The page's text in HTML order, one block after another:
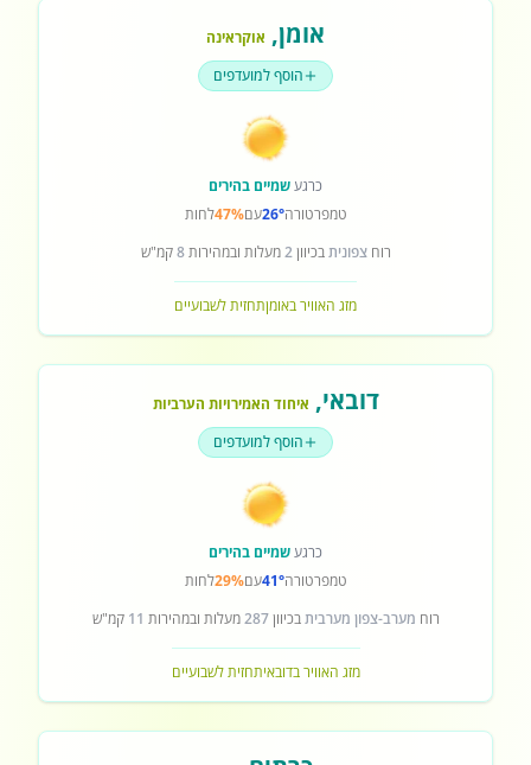
אומן, אוקראינה
הוסף למועדפים
כרגעשמיים בהירים
טמפרטורה26°עם47%לחות
רוחצפוניתבכיוון2מעלות ובמהירות8קמ"ש
מזג האוויר באומןתחזית לשבועיים
דובאי, איחוד האמירויות הערביות
הוסף למועדפים
כרגעשמיים בהירים
טמפרטורה41°עם29%לחות
רוח מערב-צפון מערביתבכיוון287מעלות ובמהירות 11 קמ"ש
מזג האוויר בדובאיתחזית לשבועיים